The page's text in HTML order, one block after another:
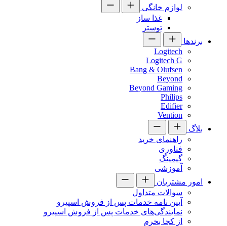
لوازم خانگی
غذا ساز
توستر
برندها
Logitech
Logitech G
Bang & Olufsen
Beyond
Beyond Gaming
Philips
Edifier
Vention
بلاگ
راهنمای خرید
فناوری
گیمینگ
آموزشی
امور مشتریان
سوالات متداول
آیین نامه خدمات پس از فروش اسپیرو
نمایندگی‌های خدمات پس از فروش اسپیرو
از کجا بخرم